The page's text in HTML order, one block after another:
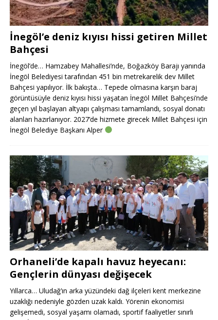
İnegöl’e deniz kıyısı hissi getiren Millet
Bahçesi
İnegöl’de… Hamzabey Mahallesi’nde, Boğazköy Barajı yanında
İnegöl Belediyesi tarafından 451 bin metrekarelik dev Millet
Bahçesi yapılıyor. İlk bakışta… Tepede olmasına karşın baraj
görüntüsüyle deniz kıyısı hissi yaşatan İnegöl Millet Bahçesi’nde
geçen yıl başlayan altyapı çalışması tamamlandı, sosyal donatı
alanları hazırlanıyor. 2027’de hizmete girecek Millet Bahçesi için
İnegöl Belediye Başkanı Alper
Orhaneli’de kapalı havuz heyecanı:
Gençlerin dünyası değişecek
Yıllarca… Uludağ’ın arka yüzündeki dağ ilçeleri kent merkezine
uzaklığı nedeniyle gözden uzak kaldı. Yörenin ekonomisi
gelişemedi, sosyal yaşamı olamadı, sportif faaliyetler sınırlı